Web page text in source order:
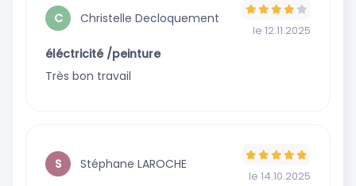
avis
avis
C Christelle Decloquement
le 12.11.2025
éléctricité /peinture
Très bon travail
S Stéphane LAROCHE
le 14.10.2025